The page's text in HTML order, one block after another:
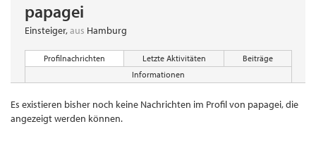
papagei
Einsteiger,aus Hamburg
Profilnachrichten Letzte Aktivitäten
Beiträge
Informationen
Es existieren bisher noch keine Nachrichten im Profil von papagei, die
angezeigt werden können.